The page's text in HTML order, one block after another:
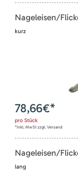
Nageleisen/
kurz
78,66€*
pro Stück
*inkl. MwSt zzgl. Versand
Nageleisen/
lang